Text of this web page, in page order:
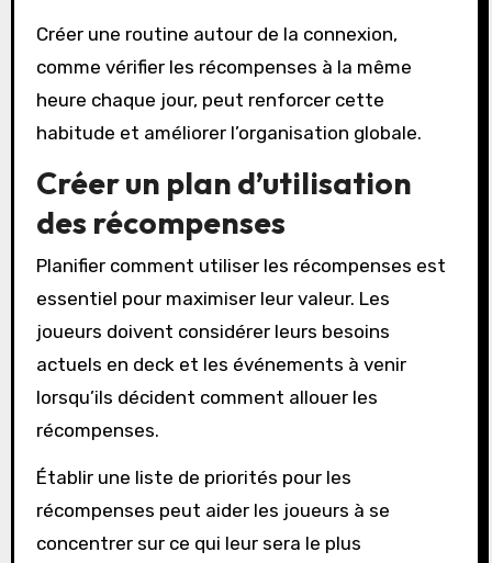
Créer une routine autour de la connexion,
comme vérifier les récompenses à la même
heure chaque jour, peut renforcer cette
habitude et améliorer l’organisation globale.
Créer un plan d’utilisation
des récompenses
Planifier comment utiliser les récompenses est
essentiel pour maximiser leur valeur. Les
joueurs doivent considérer leurs besoins
actuels en deck et les événements à venir
lorsqu’ils décident comment allouer les
récompenses.
Établir une liste de priorités pour les
récompenses peut aider les joueurs à se
concentrer sur ce qui leur sera le plus